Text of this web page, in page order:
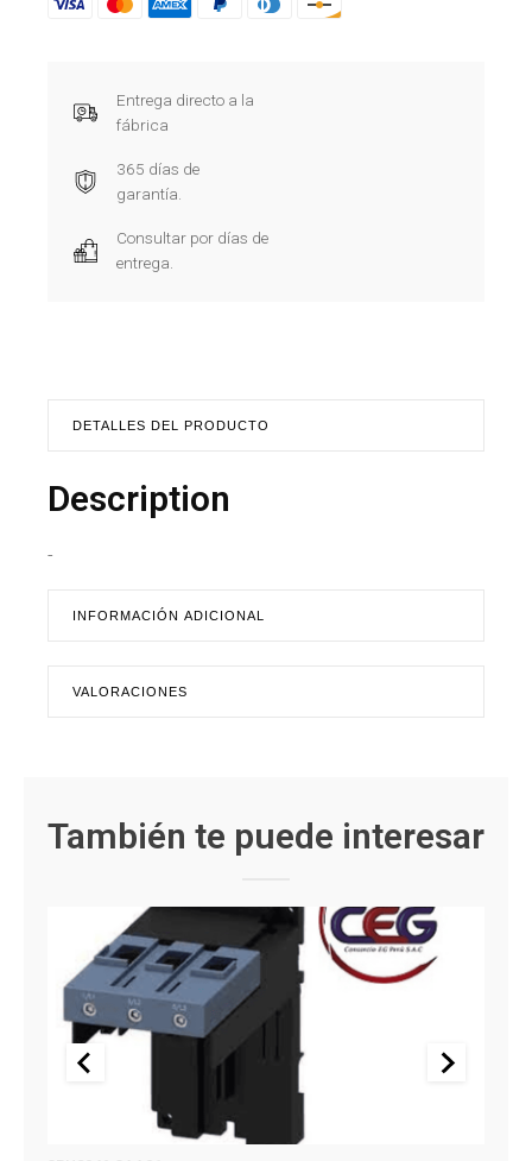
Entrega directo a la
fábrica
365 días de
garantía.
Consultar por días de
entrega.
DETALLES DEL PRODUCTO
Description
-
INFORMACIÓN ADICIONAL
VALORACIONES
También te puede interesar